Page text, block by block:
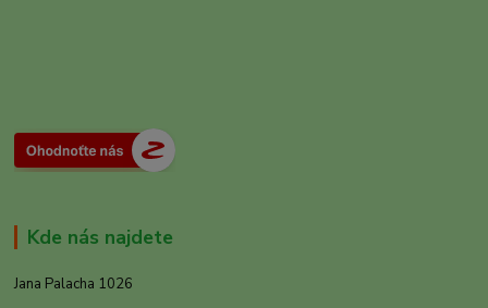
Kde nás najdete
Jana Palacha 1026